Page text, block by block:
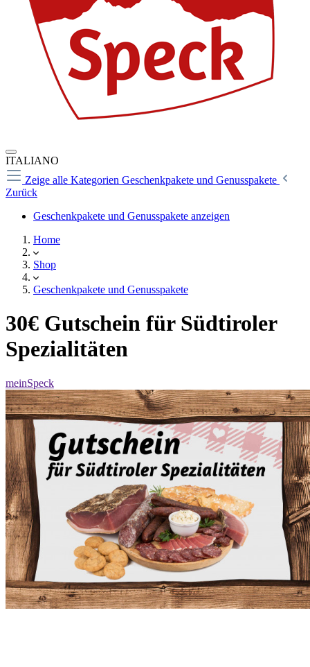
ITALIANO
Zeige alle Kategorien Geschenkpakete und Genusspakete
Zurück
Geschenkpakete und Genusspakete anzeigen
Home
Shop
Geschenkpakete und Genusspakete
30€ Gutschein für Südtiroler
Spezialitäten
meinSpeck